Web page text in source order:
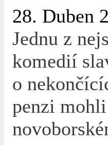
28. Duben
Jednu z
komedií
o
penzi